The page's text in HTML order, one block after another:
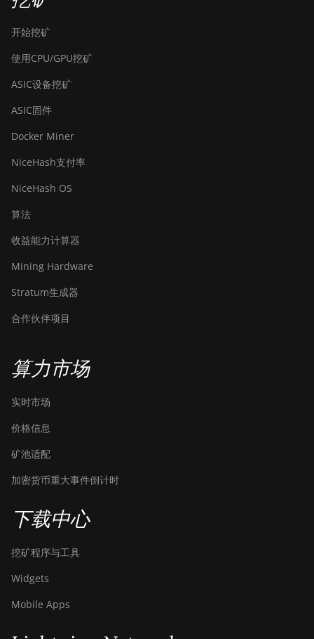
开始挖矿
使用CPU/GPU挖矿
ASIC设备挖矿
ASIC固件
Docker Miner
NiceHash支付率
NiceHash OS
算法
收益能力计算器
Mining Hardware
Stratum生成器
合作伙伴项目
算力市场
实时市场
价格信息
矿池适配
加密货币重大事件倒计时
下载中心
挖矿程序与工具
Widgets
Mobile Apps